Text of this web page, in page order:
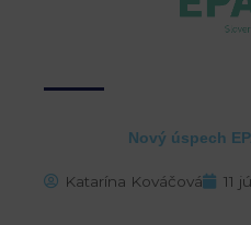
Nový úspech
Katarína Kováčová 11